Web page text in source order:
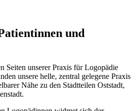
und
Seiten unserer Praxis für Logopädie
unsere helle, zentral gelegene Praxis
Nähe zu den Stadtteilen Oststadt,